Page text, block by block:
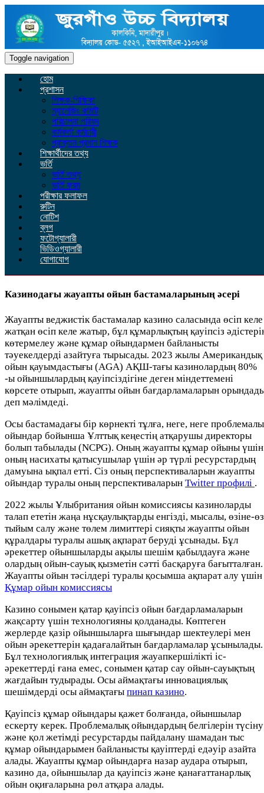
Toggle navigation
হোম
প্রশাসন
শিক্ষক-শিক্ষিকা
ম্যানেজিং কমিটি
পরিচালনা পরিষদ
কর্মকর্তা কর্মচারী
প্রাক্তন প্রধান শিক্ষক
শিক্ষার্থীদের তথ্য
ভর্তি
ভর্তি তথ্য
ভর্তি ফরম
পরীক্ষার ফলাফল
রুটিন
নোটিশ
ব্লগ
ফটোগ্যালারী
ভিডিওগ্যালারী
যোগাযোগ
Казинодағы жауапты ойын бастамаларының әсері
Жауапты веджистік бастамалар казино саласында өсіп келе
жатқан өсіп келе жатыр, бұл құмарлықтың қауіпсіз
көтермелеу және құмар ойындармен байланысты
тәуекелдерді азайтуға тырысады. 2023 жылы Американдық
ойын қауымдастығы (AGA) АҚШ-тағы казинолардың 80%
-ы ойыншылардың қауіпсіздігіне деген міндеттемені
көрсете отырып, жауапты ойын бағдарламаларын
деп мәлімдеді.
Осы бастамадағы бір көрнекті тұлға, неге, неге
ойындар бойынша Ұлттық кеңестің атқарушы директоры
болып табылады (NCPG). Оның жауапты құмар ойыны үшін
оның насихаты қатысушылар үшін әр түрлі ресурстардың
дамуына ықпал етті. Сіз оның перспективаларын жауапты
ойындар туралы оның перспективаларын Twitter профилі .
2022 жылы Ұлыбритания ойын комиссиясы казиноларды
талап ететін жаңа нұсқаулықтарды енгізді, мысалы, өзіне-
тыйым салу және төлем лимиттері сияқты жауапты ойын
құралдары туралы ашық ақпарат беруді ұсынады. Бұл
әрекеттер ойыншыларды ақылы шешім қабылдауға және
олардың ойын-сауық қызметін сәтті басқаруға бағытталған.
Жауапты ойын тәсілдері туралы қосымша ақпарат алу үшін
Құмар ойын комиссиясы
Казино сонымен қатар қауіпсіз ойын бағдарламаларын
жақсарту үшін технологияны қолданады. Көптеген
жерлерде қазір ойыншыларға шығындар шектеулері мен
ойын әрекеттерін қадағалайтын бағдарламалар ұсынылады.
Бұл технологиялық интеграция жауапкершілікті іс-
әрекеттерді ғана емес, сонымен қатар сау ойын-сауықтың
жағдайын тудырады. Осы аймақтағы инновациялық
шешімдерді осы аймақтағы пинап казино.
Қауіпсіз құмар ойындары қажет болғанда, ойыншылар
ескерту керек. Проблемалық ойындардың белгілерін түсіну
және қол жетімді ресурстарды пайдалану шамадан тыс
құмар ойындарымен байланысты қауіптерді едәуір азайта
алады. Жауапты құмар ойындарға назар аудара отырып,
казино да, ойыншылар да қауіпсіз және қанағаттанарлық
ойын оқиғаларына рөл атқара алады.